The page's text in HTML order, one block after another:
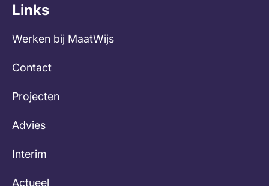
Links
Werken bij MaatWijs
Contact
Projecten
Advies
Interim
Actueel